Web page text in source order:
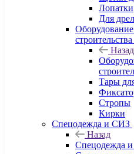
Для
строительства
Назад
Тары
Стропы
Кирки
Спецодежда и СИЗ
Назад
Спецодежда